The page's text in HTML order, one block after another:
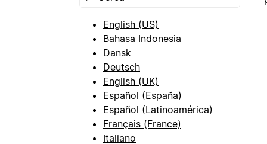
English (US)
Bahasa Indonesia
Dansk
Deutsch
English (UK)
Español (España)
Español (Latinoamérica)
Français (France)
Italiano